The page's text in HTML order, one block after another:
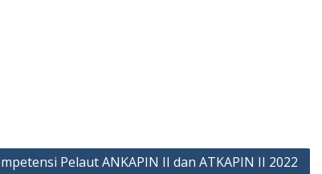
Pelaut ANKAPIN II dan ATKAPIN II 2022